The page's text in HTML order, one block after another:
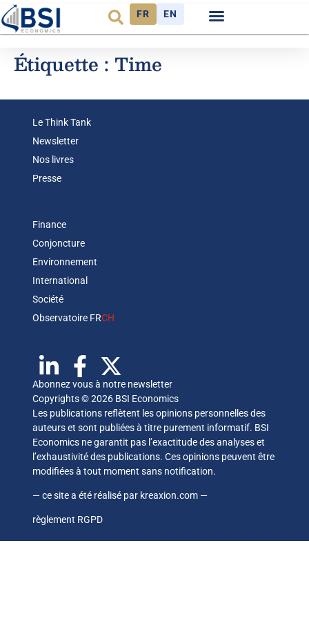
FR EN
Étiquette : Time
Le Think Tank
Newsletter
Nos livres
Presse
Finance
Conjoncture
Environnement
International
Société
Observatoire FRCH
Abonnez vous à notre newsletter
Copyrights © 2026 BSI Economics
Les publications reflètent les opinions personnelles des
auteurs et sont publiées à titre purement informatif. BSI
Economics ne garantit pas l’exactitude des analyses et
l’exhaustivité des publications. Ces opinions peuvent être
modifiées à tout moment sans notification.
— ce site a été réalisé par kreaxion.com —
règlement RGPD